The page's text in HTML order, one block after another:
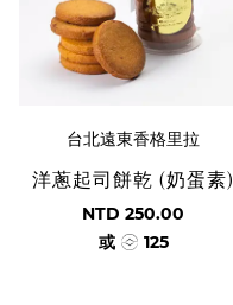
台北遠東香格里拉
洋蔥起司餅乾 (奶蛋素)
NTD 250.00
或
125